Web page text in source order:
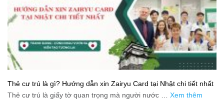
Thẻ cư trú là gì? Hướng dẫn xin Zairyu Card tại Nhật chi tiết nhất
Thẻ cư trú là giấy tờ quan trọng mà người nước … Xem thêm